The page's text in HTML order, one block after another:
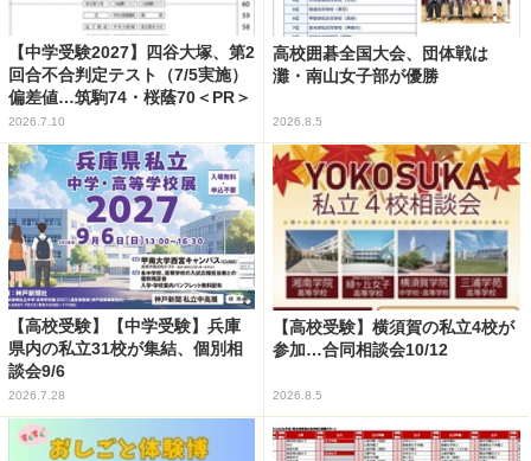
【中学受験2027】四谷大塚、第2
回合不合判定テスト（7/5実施）
偏差値…筑駒74・桜蔭70＜PR＞
2026.7.10
高校囲碁全国大会、団体戦は
灘・南山女子部が優勝
2026.8.5
【高校受験】【中学受験】兵庫
県内の私立31校が集結、個別相
談会9/6
2026.7.28
【高校受験】横須賀の私立4校が
参加…合同相談会10/12
2026.8.5